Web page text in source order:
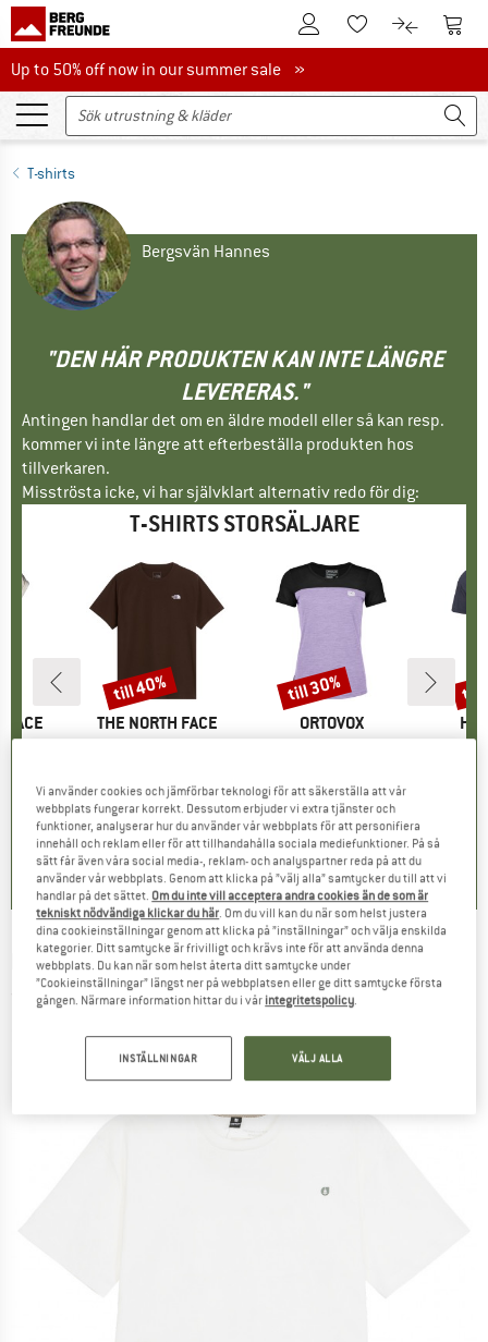
Till kundkontotTill minneslistan.
Till Till
Up to 50% off now in our summer sale
Up to 50% off now in our summer sale »
T-shirts
Bergsvän Hannes
"DEN HÄR PRODUKTEN KAN INTE LÄNGRE
LEVERERAS."
Antingen handlar det om en äldre modell eller så kan resp.
kommer vi inte längre att efterbeställa produkten hos
tillverkaren.
Misströsta icke, vi har självklart alternativ redo för dig:
T-SHIRTS STORSÄLJARE
FACE
Tank
pris
27,97 €
)
VARUMÄRKE
THE NORTH FACE
Pris
26,95 € Reducerat pris
från16,17 €
+10
4,8(8)
Rabatt
till 40%
VARUMÄRKE
ORTOVOX
Pris
89,95 € Reducerat pris
från62,97 €
4,7(24)
Rabatt
till 30%
Produkter
till
PICTURE -Women's Keynee Tee - T-shirt
(0)
Vi använder cookies och jämförbar teknologi för att säkerställa att vår
webbplats fungerar korrekt. Dessutom erbjuder vi extra tjänster och
funktioner, analyserar hur du använder vår webbplats för att personifiera
innehåll och reklam eller för att tillhandahålla sociala mediefunktioner. På så
sätt får även våra social media-, reklam- och analyspartner reda på att du
använder vår webbplats. Genom att klicka på ”välj alla” samtycker du till att vi
handlar på det sättet. Om du inte vill acceptera andra cookies än de som är
tekniskt nödvändiga klickar du här. Om du vill kan du när som helst justera
dina cookieinställningar genom att klicka på ”inställningar” och välja enskilda
kategorier. Ditt samtycke är frivilligt och krävs inte för att använda denna
webbplats. Du kan när som helst återta ditt samtycke under
”Cookieinställningar” längst ner på webbplatsen eller ge ditt samtycke första
gången. Närmare information hittar du i vår integritetspolicy.
INSTÄLLNINGAR VÄLJ ALLA